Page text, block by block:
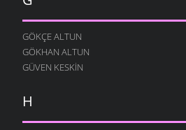
GÖKÇE ALTUN
GÖKHAN ALTUN
GÜVEN KESKIN
H